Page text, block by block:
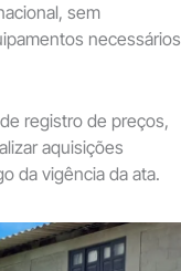
sem
necessários
registro de preços,
aquisições
da vigência da ata.